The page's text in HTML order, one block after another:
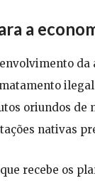
a
oriundos de
nativas
recebe os